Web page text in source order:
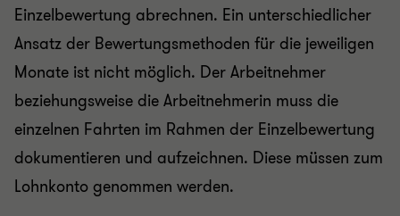
Einzelbewertung abrechnen. Ein unterschiedlicher
Ansatz der Bewertungsmethoden für die jeweiligen
Monate ist nicht möglich. Der Arbeitnehmer
beziehungsweise die Arbeitnehmerin muss die
einzelnen Fahrten im Rahmen der Einzelbewertung
dokumentieren und aufzeichnen. Diese müssen zum
Lohnkonto genommen werden.